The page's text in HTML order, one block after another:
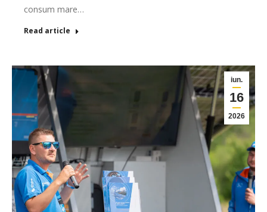
consum mare…
Read article
iun.
16
2026